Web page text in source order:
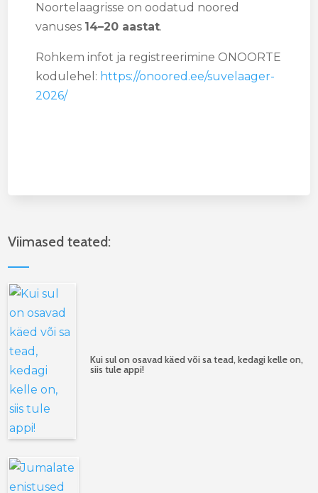
Noortelaagrisse on oodatud noored
vanuses 14–20 aastat.
Rohkem infot ja registreerimine ONOORTE
kodulehel: https://onoored.ee/suvelaager-
2026/
Viimased teated:
Kui sul on osavad käed või sa tead, kedagi kelle on,
siis tule appi!